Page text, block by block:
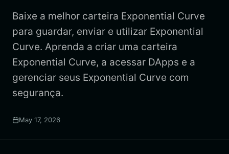
Baixe a melhor carteira Exponential Curve
para guardar, enviar e utilizar Exponential
Curve. Aprenda a criar uma carteira
Exponential Curve, a acessar DApps e a
gerenciar seus Exponential Curve com
segurança.
May 17, 2026